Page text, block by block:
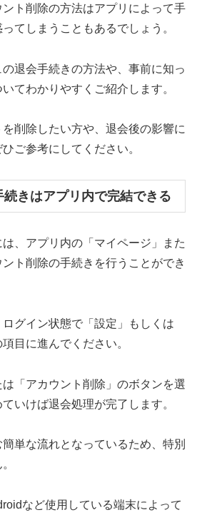
ト削除の方法はアプリによって手
てしまうこともあるでしょう。
退会手続きの方法や、事前に知っ
てわかりやすくご紹介します。
削除したい方や、退会後の影響に
ご参考にしてください。
きはアプリ内で完結できる
、アプリ内の「マイページ」また
ト削除の手続きを行うことができ
グイン状態で「設定」もしくは
目に進んでください。
「アカウント削除」のボタンを選
いけば退会処理が完了します。
単な流れとなっているため、特別
など使用している端末によって